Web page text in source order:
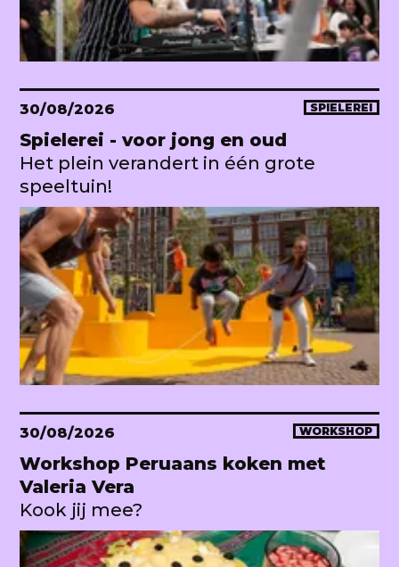
30/08/2026 SPIELEREI
Spielerei - voor jong en oud
Het plein verandert in één grote
speeltuin!
30/08/2026 WORKSHOP
Workshop Peruaans koken met
Valeria Vera
Kook jij mee?